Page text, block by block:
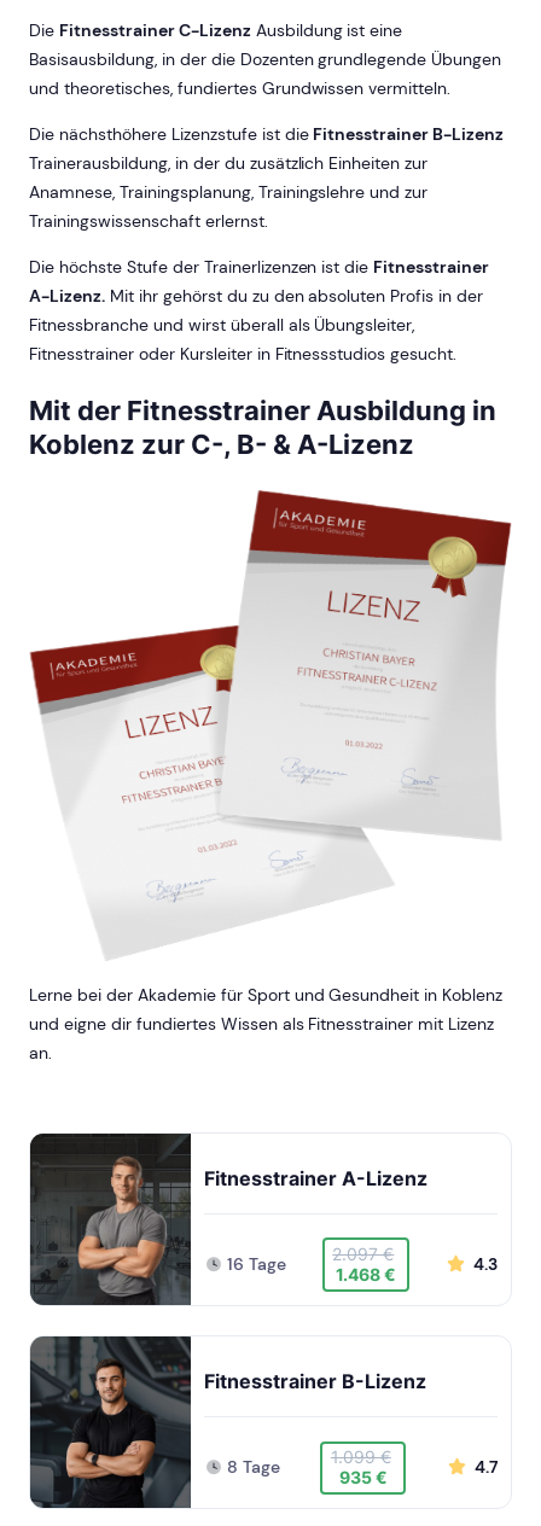
Die Fitnesstrainer C-Lizenz Ausbildung ist eine
Basisausbildung, in der die Dozenten grundlegende Übungen
und theoretisches, fundiertes Grundwissen vermitteln.
Die nächsthöhere Lizenzstufe ist die Fitnesstrainer B-Lizenz
Trainerausbildung, in der du zusätzlich Einheiten zur
Anamnese, Trainingsplanung, Trainingslehre und zur
Trainingswissenschaft erlernst.
Die höchste Stufe der Trainerlizenzen ist die Fitnesstrainer
A-Lizenz.Mit ihr gehörst du zu den absoluten Profis in der
Fitnessbranche und wirst überall als Übungsleiter,
Fitnesstrainer oder Kursleiter in Fitnessstudios gesucht.
Mit der Fitnesstrainer Ausbildung in
Koblenz zur C-, B- & A-Lizenz
Lerne bei der Akademie für Sport und Gesundheit in Koblenz
und eigne dir fundiertes Wissen als Fitnesstrainer mit Lizenz
an.
Fitnesstrainer A-Lizenz
16 Tage
2.097 €
1.468 €
4.3
Fitnesstrainer B-Lizenz
8 Tage
1.099 €
935 €
4.7